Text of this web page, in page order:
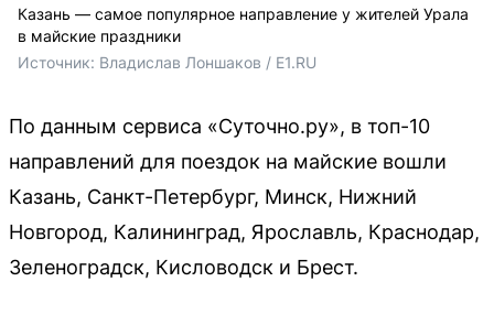
Казань — самое популярное направление у жителей Урала
в майские праздники
Источник: Владислав Лоншаков / E1.RU
По данным сервиса «Суточно.ру», в топ-10
направлений для поездок на майские вошли
Казань, Санкт-Петербург, Минск, Нижний
Новгород, Калининград, Ярославль, Краснодар,
Зеленоградск, Кисловодск и Брест.